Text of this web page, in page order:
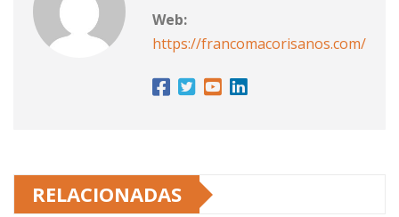
Web:
https://francomacorisanos.com/
RELACIONADAS